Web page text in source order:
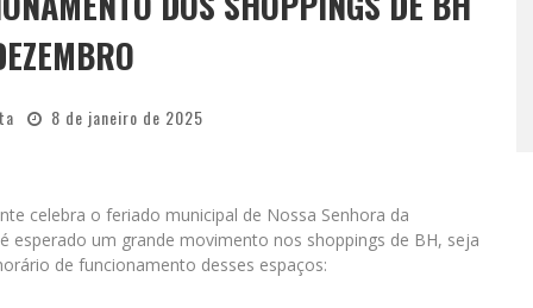
8 de janeiro de 2025
celebra o feriado municipal de Nossa Senhora da
esperado um grande movimento nos shoppings de BH, seja
de funcionamento desses espaços: